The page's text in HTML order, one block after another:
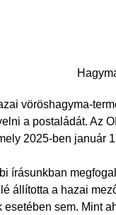
vöröshagyma-
a postaládát. Az
2025-ben január
írásunkban
állította a hazai
sem. Mint